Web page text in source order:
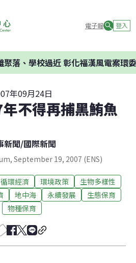
電子報 登入
、學校過近 彰化福漢風電案環委
年09月24日
不得再捕黑鮪魚
新聞/國際新聞
September 19, 2007 (ENS)
循環經濟 環境政策
生物多樣性
地中海 永續發展
生態保育
物種保育